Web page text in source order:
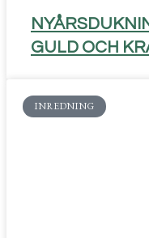
GULD OCH
INREDNING